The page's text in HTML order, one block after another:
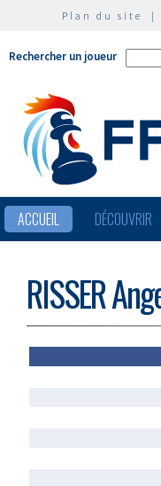
Plan du site |
Rechercher un joueur
ACCUEIL DÉCOUVRIR
RISSER